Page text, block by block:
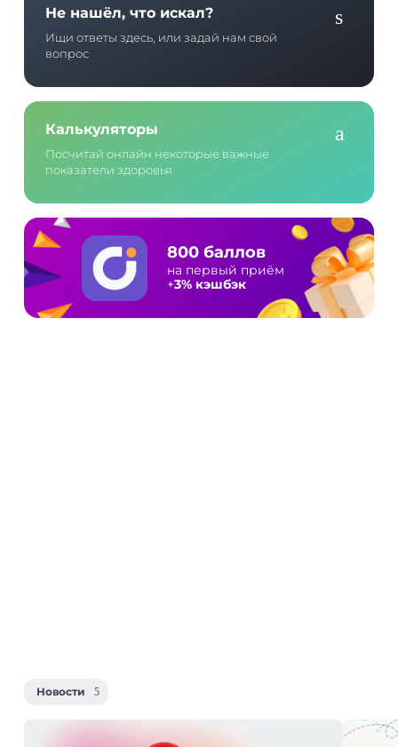
Не нашёл, что искал?
Ищи ответы здесь, или задай нам свой
вопрос
Калькуляторы
Посчитай онлайн некоторые важные
показатели здоровья
800 баллов
на первый приём
+3% кэшбэк
Новости